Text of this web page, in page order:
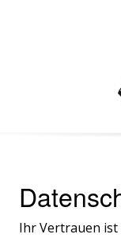
Ihr Vertrauen ist